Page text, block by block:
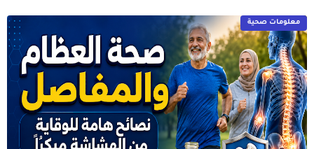
معلومات صحية